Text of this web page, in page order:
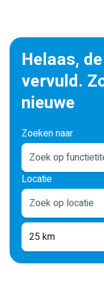
Helaas,
vervuld.
nieuwe
Zoeken naar
Locatie
25 km